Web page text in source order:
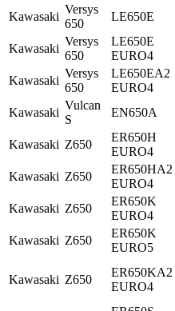
Kawasaki
Versys
650
LE650E
Kawasaki
Versys
650
LE650E
EURO4
Kawasaki
Versys
650
LE650EA2
EURO4
Kawasaki
Vulcan
S
EN650A
Kawasaki Z650
ER650H
EURO4
Kawasaki Z650
ER650HA2
EURO4
Kawasaki Z650
ER650K
EURO4
Kawasaki Z650
ER650K
EURO5
Kawasaki Z650
ER650KA2
EURO4